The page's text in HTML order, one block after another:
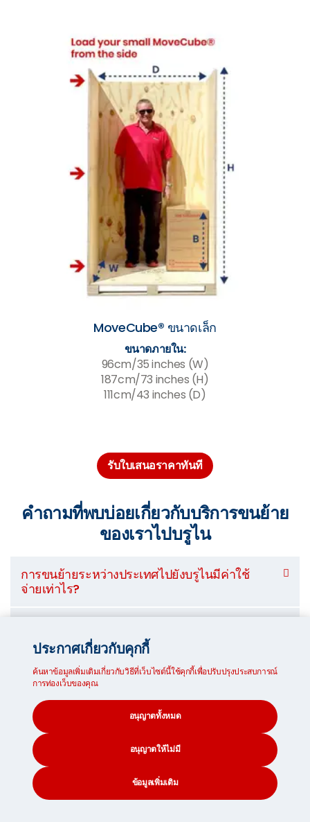
MoveCube® ขนาดเล็ก
ขนาดภายใน:
96cm/35 inches (W)
187cm/73 inches (H)
111cm/43 inches (D)
รับใบเสนอราคาทันที
คำถามที่พบบ่อยเกี่ยวกับบริการขนย้าย
ของเราไปบรูไน
การขนย้ายระหว่างประเทศไปยังบรูไนมีค่าใช้
จ่ายเท่าไร?
หรือไม่?
การขนย้ายไปต่างประเทศต้องเตรียมเอกสาร
อะไรบ้าง?
ฉันสามารถจัดเก็บ MoveCube® ไว้กับคุณได้
หรือไม่?
มีสิ่งของที่ไม่สามารถจัดส่งไปบรูไนได้หรือไม่?
ประกาศเกี่ยวกับคุกกี้
ค้นหาข้อมูลเพิ่มเติมเกี่ยวกับวิธีที่เว็บไซต์นี้ใช้คุกกี้เพื่อปรับปรุงประสบการณ์
การท่องเว็บของคุณ
อนุญาตทั้งหมด
อนุญาตให้ไม่มี
ข้อมูลเพิ่มเติม